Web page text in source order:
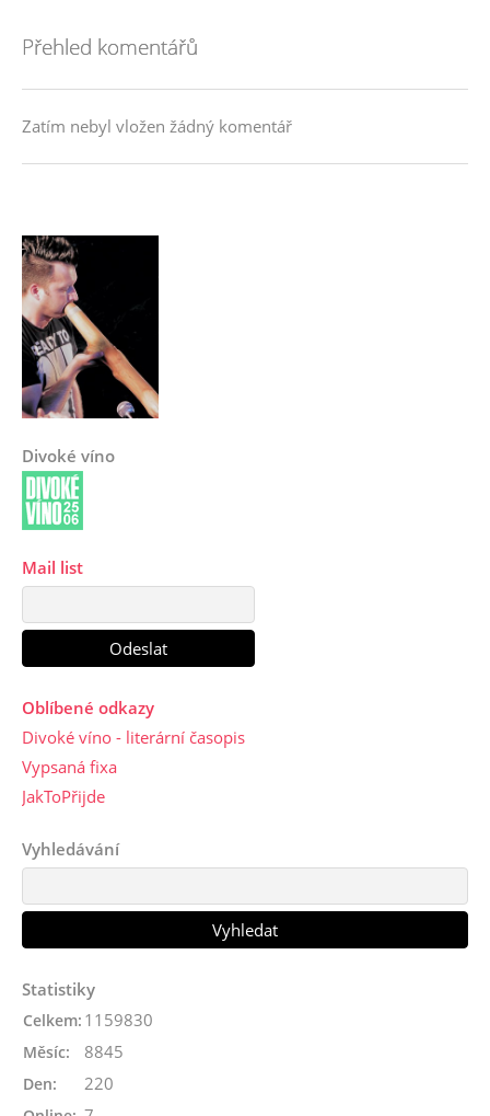
Přehled komentářů
Zatím nebyl vložen žádný komentář
Divoké víno
Mail list
Oblíbené odkazy
Divoké víno - literární časopis
Vypsaná fixa
JakToPřijde
Vyhledávání
Statistiky
Celkem: 1159830
Měsíc: 8845
Den: 220